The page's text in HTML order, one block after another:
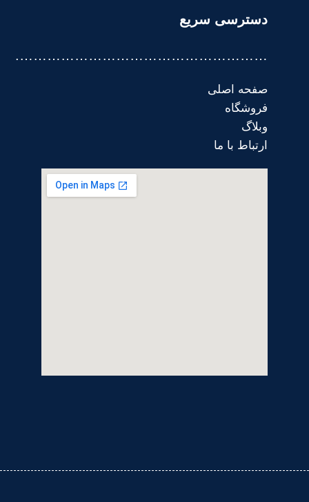
دسترسی سریع
……………………………………………….
صفحه اصلی
فروشگاه
وبلاگ
ارتباط با ما